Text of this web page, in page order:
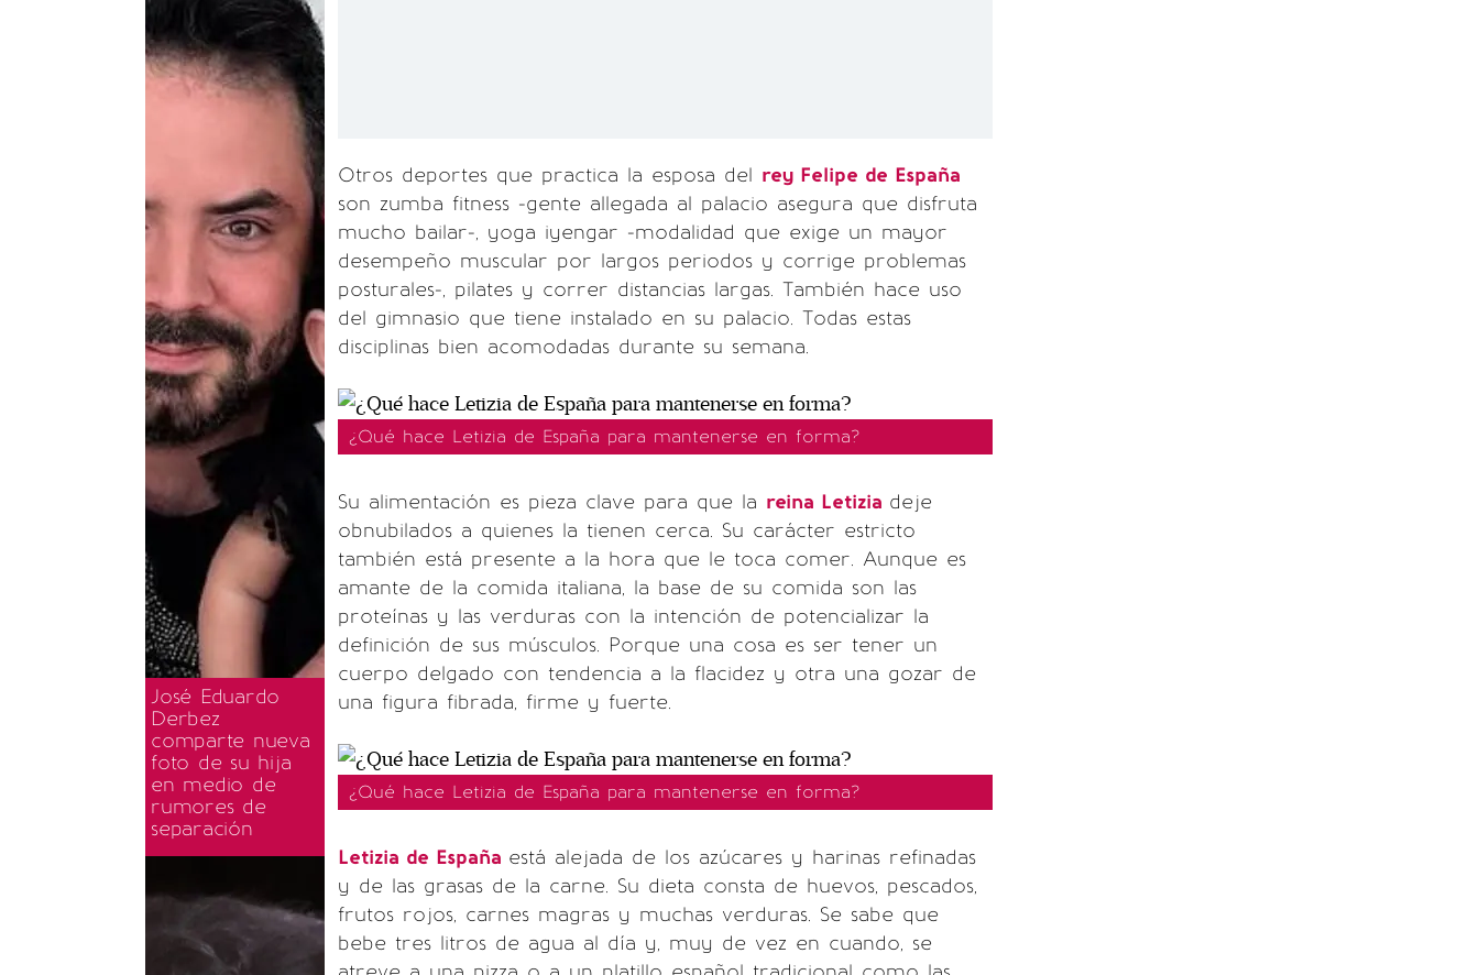
José Eduardo
Derbez
comparte nueva
foto de su hija
en medio de
rumores de
separación
Otros deportes que practica la esposa del rey Felipe de España
son zumba fitness -gente allegada al palacio asegura que disfruta
mucho bailar-, yoga iyengar -modalidad que exige un mayor
desempeño muscular por largos periodos y corrige problemas
posturales-, pilates y correr distancias largas. También hace uso
del gimnasio que tiene instalado en su palacio. Todas estas
disciplinas bien acomodadas durante su semana.
¿Qué hace Letizia de España para mantenerse en forma?
Su alimentación es pieza clave para que la reina Letizia deje
obnubilados a quienes la tienen cerca. Su carácter estricto
también está presente a la hora que le toca comer. Aunque es
amante de la comida italiana, la base de su comida son las
proteínas y las verduras con la intención de potencializar la
definición de sus músculos. Porque una cosa es ser tener un
cuerpo delgado con tendencia a la flacidez y otra una gozar de
una figura fibrada, firme y fuerte.
¿Qué hace Letizia de España para mantenerse en forma?
Letizia de España está alejada de los azúcares y harinas refinadas
y de las grasas de la carne. Su dieta consta de huevos, pescados,
frutos rojos, carnes magras y muchas verduras. Se sabe que
bebe tres litros de agua al día y, muy de vez en cuando, se